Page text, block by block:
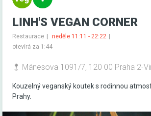
LINH'S VEGAN CORNER
Restaurace
neděle 11:11 - 22:22
otevírá za 1:44
Mánesova 1091/7, 120 00 Praha 2-
Kouzelný veganský koutek s rodinnou
Prahy.